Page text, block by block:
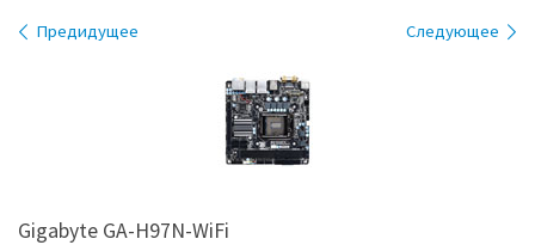
Навигация по изображениям
Предидущее Следующее
Gigabyte GA-H97N-WiFi